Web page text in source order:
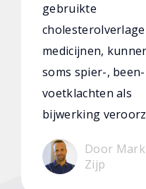
gebruikte
medicijnen,
soms spier-,
voetklachten als
bijwerking
Door
Zijp